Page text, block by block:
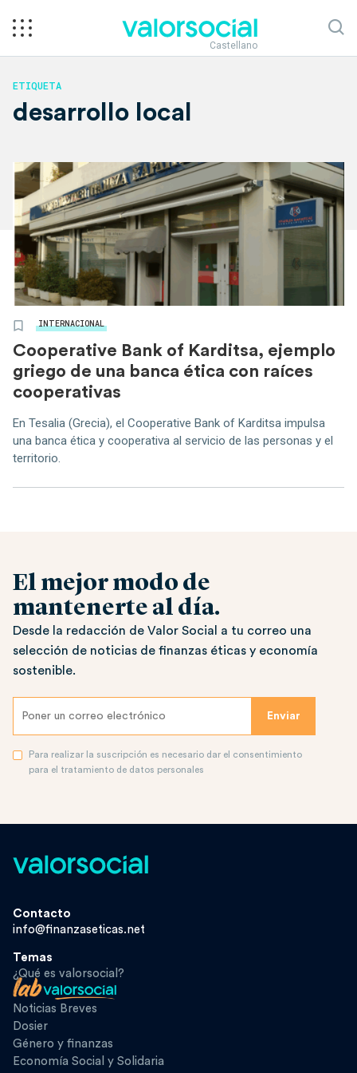
Castellano
ETIQUETA
desarrollo local
INTERNACIONAL
Cooperative Bank of Karditsa, ejemplo
griego de una banca ética con raíces
cooperativas
En Tesalia (Grecia), el Cooperative Bank of Karditsa impulsa
una banca ética y cooperativa al servicio de las personas y el
territorio.
El mejor modo de
mantenerte al día.
Desde la redacción de Valor Social a tu correo una
selección de noticias de finanzas éticas y economía
sostenible.
Para realizar la suscripción es necesario dar el consentimiento
para el tratamiento de datos personales
Contacto
info@finanzaseticas.net
Temas
¿Qué es valorsocial?
Noticias Breves
Dosier
Género y finanzas
Economía Social y Solidaria